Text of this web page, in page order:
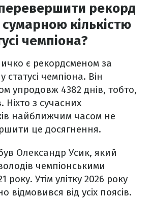
рекорд
кількістю
чемпіона?
є рекордсменом за
статусі чемпіона. Він
упродовж 4382 днів, тобто,
Ніхто з сучасних
найближчим часом не
це досягнення.
Олександр Усик, який
чемпіонськими
року. Утім улітку 2026 року
відмовився від усіх поясів.